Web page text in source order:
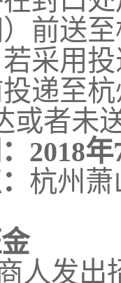
前送
采用
投递至
或者未
2018年
杭州
人发出